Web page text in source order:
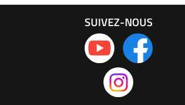
SUIVEZ-NOUS